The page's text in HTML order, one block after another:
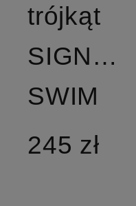
trójkąt
SWIM
245 zł